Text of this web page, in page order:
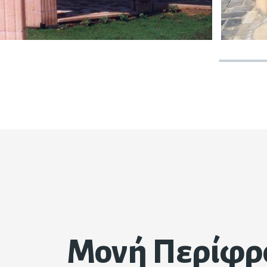
Μονή